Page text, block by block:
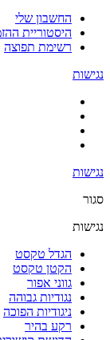
החשבון שלי
היסטוריית
רשימת תפוצה
נגישות
נגישות
סגור
נגישות
הגדל טקסט
הקטן טקסט
גווני אפור
נגודיות גבוהה
ניגודיות הפוכה
רקע בהיר